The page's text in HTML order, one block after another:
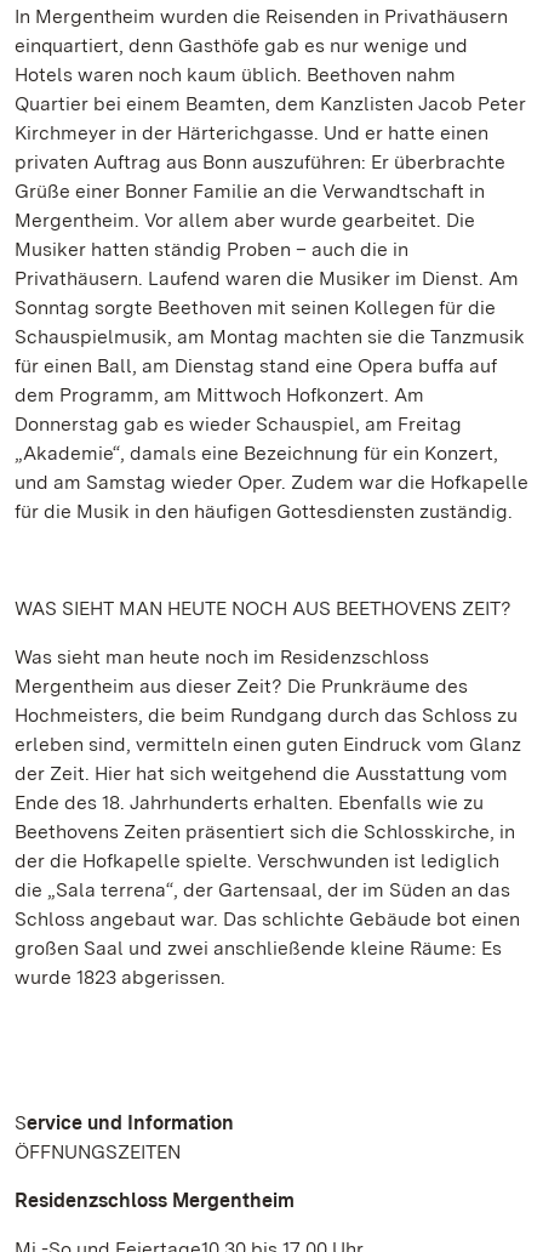
In Mergentheim wurden die Reisenden in Privathäusern
einquartiert, denn Gasthöfe gab es nur wenige und
Hotels waren noch kaum üblich. Beethoven nahm
Quartier bei einem Beamten, dem Kanzlisten Jacob Peter
Kirchmeyer in der Härterichgasse. Und er hatte einen
privaten Auftrag aus Bonn auszuführen: Er überbrachte
Grüße einer Bonner Familie an die Verwandtschaft in
Mergentheim. Vor allem aber wurde gearbeitet. Die
Musiker hatten ständig Proben – auch die in
Privathäusern. Laufend waren die Musiker im Dienst. Am
Sonntag sorgte Beethoven mit seinen Kollegen für die
Schauspielmusik, am Montag machten sie die Tanzmusik
für einen Ball, am Dienstag stand eine Opera buffa auf
dem Programm, am Mittwoch Hofkonzert. Am
Donnerstag gab es wieder Schauspiel, am Freitag
„Akademie“, damals eine Bezeichnung für ein Konzert,
und am Samstag wieder Oper. Zudem war die Hofkapelle
für die Musik in den häufigen Gottesdiensten zuständig.
WAS SIEHT MAN HEUTE NOCH AUS BEETHOVENS ZEIT?
Was sieht man heute noch im Residenzschloss
Mergentheim aus dieser Zeit? Die Prunkräume des
Hochmeisters, die beim Rundgang durch das Schloss zu
erleben sind, vermitteln einen guten Eindruck vom Glanz
der Zeit. Hier hat sich weitgehend die Ausstattung vom
Ende des 18. Jahrhunderts erhalten. Ebenfalls wie zu
Beethovens Zeiten präsentiert sich die Schlosskirche, in
der die Hofkapelle spielte. Verschwunden ist lediglich
die „Sala terrena“, der Gartensaal, der im Süden an das
Schloss angebaut war. Das schlichte Gebäude bot einen
großen Saal und zwei anschließende kleine Räume: Es
wurde 1823 abgerissen.
Service und Information
ÖFFNUNGSZEITEN
Residenzschloss Mergentheim